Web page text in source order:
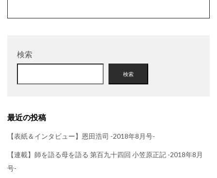
検索
検索
最近の投稿
【表紙＆インタビュー】恩田浩司 -2018年8月号-
【連載】師を語る母を語る 第百九十四回 小笠原正記 -2018年8月
号-